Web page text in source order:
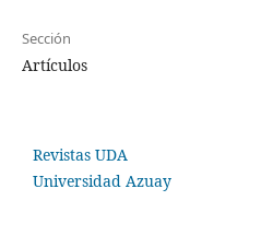
Sección
Artículos
Revistas UDA
Universidad Azuay